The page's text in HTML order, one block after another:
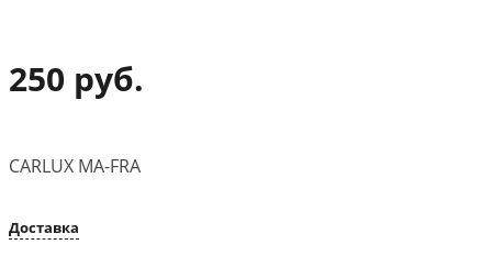
250 руб.
CARLUX MA-FRA
Доставка